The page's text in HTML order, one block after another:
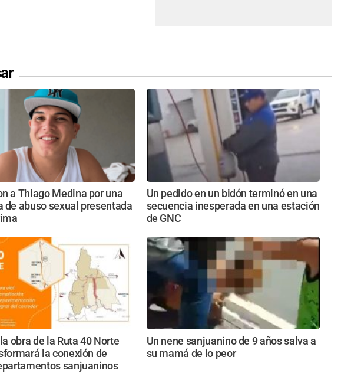
a Thiago Medina por una
de abuso sexual presentada
Un pedido en un bidón terminó en una
secuencia inesperada en una estación
de GNC
obra de la Ruta 40 Norte
la conexión de
sanjuaninos
Un nene sanjuanino de 9 años salva a
su mamá de lo peor